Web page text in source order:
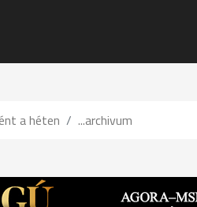
a héten ...archivum